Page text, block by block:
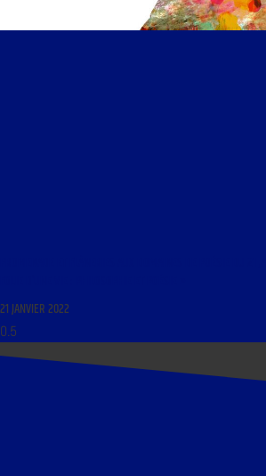
21 JANVIER 2022